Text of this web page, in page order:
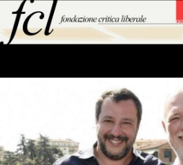
contenuto